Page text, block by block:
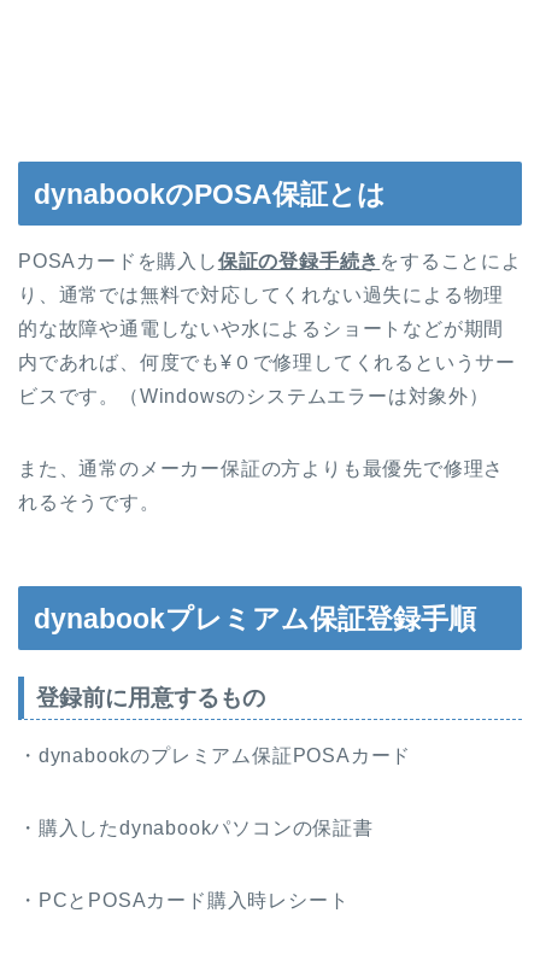
dynabookのPOSA保証とは
POSAカードを購入し保証の登録手続き をすることによ
り、通常では無料で対応してくれない過失による物理
的な故障や通電しないや水によるショートなどが期間
内であれば、何度でも¥０で修理してくれるというサー
ビスです。（Windowsのシステムエラーは対象外）
また、通常のメーカー保証の方よりも最優先で修理さ
れるそうです。
dynabookプレミアム保証登録手順
登録前に用意するもの
・dynabookのプレミアム保証POSAカード
・購入したdynabookパソコンの保証書
・PCとPOSAカード購入時レシート